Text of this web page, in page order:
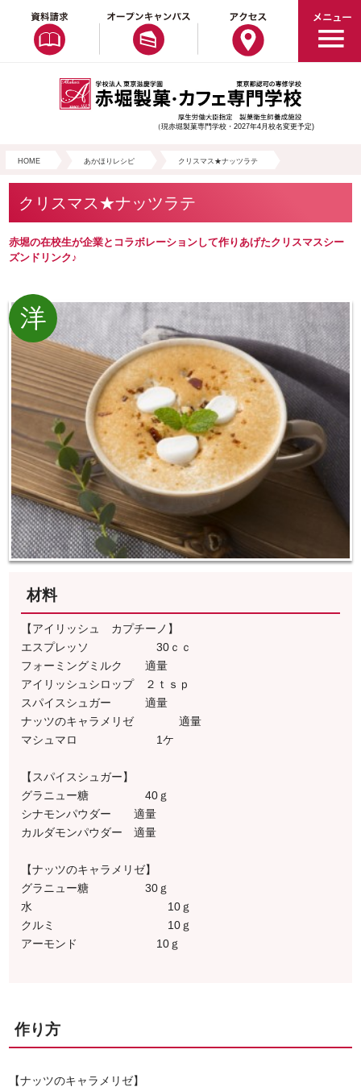
（現赤堀製菓専門学校・2027年4月校名変更予定)
HOME あかほりレシピ クリスマス★ナッツラテ
クリスマス★ナッツラテ
赤堀の在校生が企業とコラボレーションして作りあげたクリスマスシー
ズンドリンク♪
材料
【アイリッシュ カプチーノ】
エスプレッソ 30ｃｃ
フォーミングミルク 適量
アイリッシュシロップ ２ｔｓｐ
スパイスシュガー 適量
ナッツのキャラメリゼ 適量
マシュマロ 1ケ
【スパイスシュガー】
グラニュー糖 40ｇ
シナモンパウダー 適量
カルダモンパウダー 適量
【ナッツのキャラメリゼ】
グラニュー糖 30ｇ
水 10ｇ
クルミ 10ｇ
アーモンド 10ｇ
作り方
【ナッツのキャラメリゼ】